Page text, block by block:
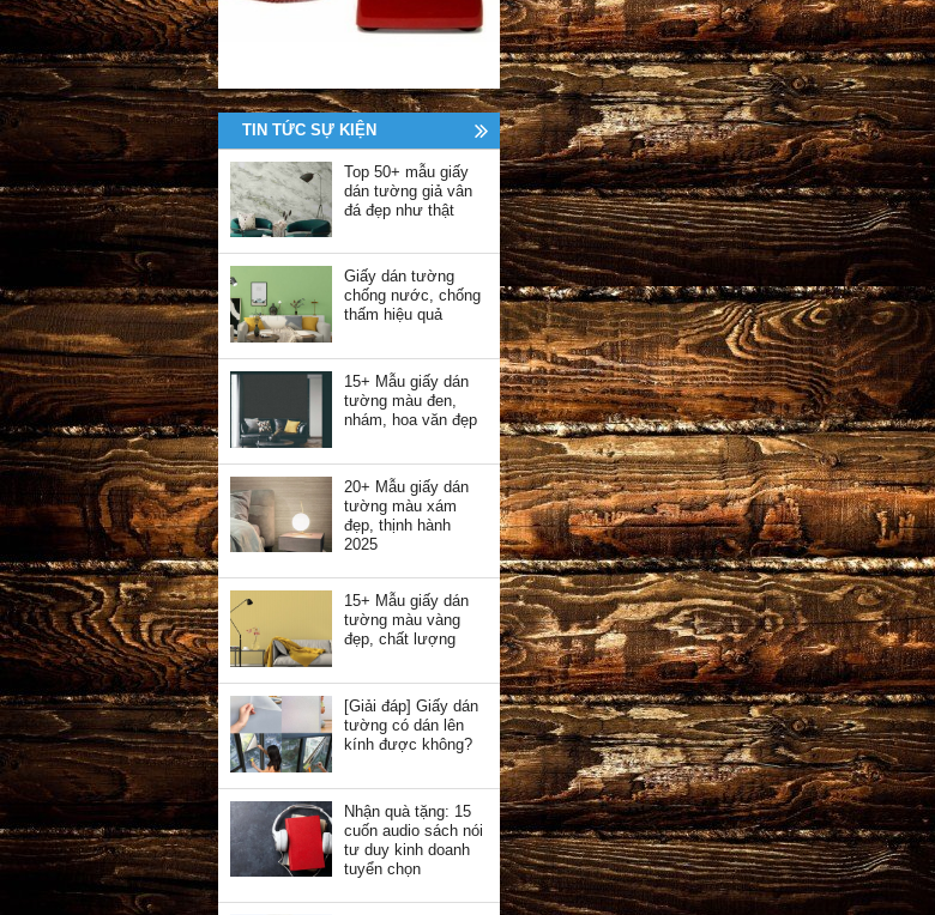
TIN TỨC SỰ KIỆN
Top 50+ mẫu giấy
dán tường giả vân
đá đẹp như thật
Giấy dán tường
chống nước, chống
thấm hiệu quả
15+ Mẫu giấy dán
tường màu đen,
nhám, hoa văn đẹp
20+ Mẫu giấy dán
tường màu xám
đẹp, thịnh hành
2025
15+ Mẫu giấy dán
tường màu vàng
đẹp, chất lượng
[Giải đáp] Giấy dán
tường có dán lên
kính được không?
Nhận quà tặng: 15
cuốn audio sách nói
tư duy kinh doanh
tuyển chọn